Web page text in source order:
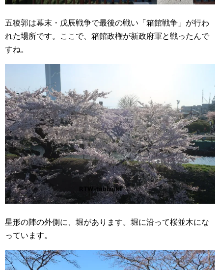
五稜郭は幕末・戊辰戦争で最後の戦い「箱館戦争」が行わ
れた場所です。ここで、箱館政権が新政府軍と戦ったんで
すね。
星形の陣の外側に、堀があります。堀に沿って桜並木にな
っています。